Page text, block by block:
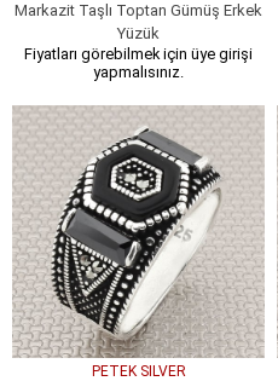
Markazit Taşlı Toptan Gümüş Erkek
Yüzük
Fiyatları görebilmek için üye girişi
yapmalısınız.
PETEK SILVER